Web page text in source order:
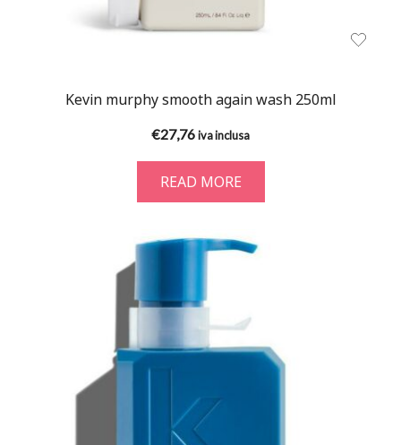
Kevin murphy smooth again wash 250ml
€27,76iva inclusa
READ MORE